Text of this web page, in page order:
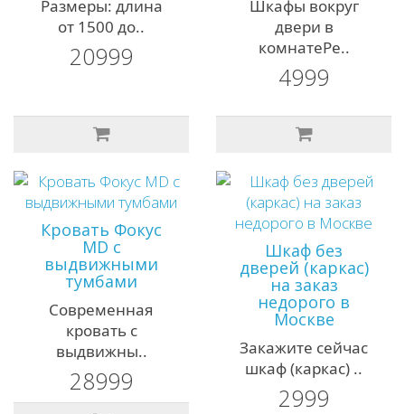
Размеры: длина
от 1500 до..
20999
Шкафы вокруг
двери в
комнатеРе..
4999
Кровать Фокус
MD с
выдвижными
тумбами
Современная
кровать с
выдвижны..
28999
Шкаф без
дверей (каркас)
на заказ
недорого в
Москве
Закажите сейчас
шкаф (каркас) ..
2999